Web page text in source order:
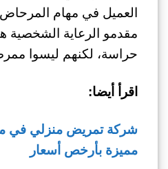
العميل في مهام
مقدمو الرعاية الشخصية
حراسة، لكنهم ليسوا
اقرأ أيضا:
مميزة بأرخص أسعار